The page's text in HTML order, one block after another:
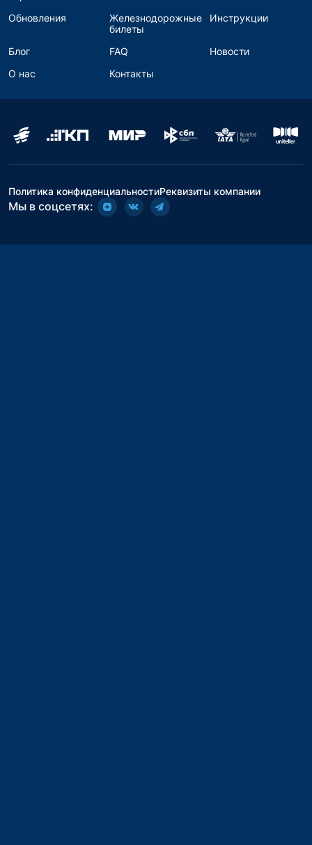
Обновления
Железнодорожные
билеты
Инструкции
Блог FAQ
Новости
О нас
Контакты
Политика конфиденциальностиРеквизиты компании
Мы в соцсетях: